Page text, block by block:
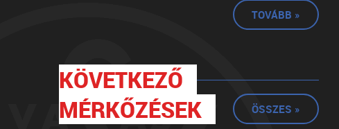
TOVÁBB »
KÖVETKEZŐ
MÉRKŐZÉSEK
ÖSSZES »